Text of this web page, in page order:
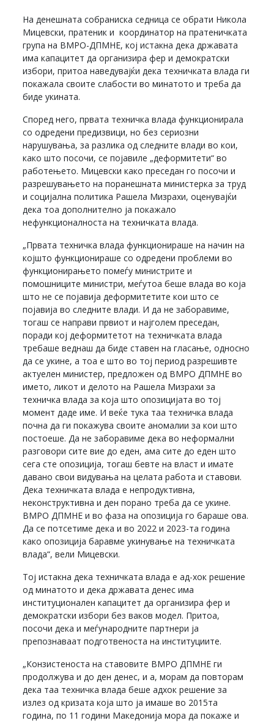
На денешната собраниска седница се обрати Никола
Мицевски, пратеник и координатор на пратеничката
група на ВМРО-ДПМНЕ, кој истакна дека државата
има капацитет да организира фер и демократски
избори, притоа наведувајќи дека техничката влада ги
покажала своите слабости во минатото и треба да
биде укината.
Според него, првата техничка влада функционирала
со одредени предизвици, но без сериозни
нарушувања, за разлика од следните влади во кои,
како што посочи, се појавиле „деформитети“ во
работењето. Мицевски како преседан го посочи и
разрешувањето на поранешната министерка за труд
и социјална политика Рашела Мизрахи, оценувајќи
дека тоа дополнително ја покажало
нефункционалноста на техничката влада.
„Првата техничка влада функционираше на начин на
којшто функционираше со одредени проблеми во
функционирањето помеѓу министрите и
помошниците министри, меѓутоа беше влада во која
што не се појавија деформитетите кои што се
појавија во следните влади. И да не заборавиме,
тогаш се направи првиот и најголем преседан,
поради кој деформитетот на техничката влада
требаше веднаш да биде ставен на гласање, односно
да се укине, а тоа е што во тој период разрешивте
актуелен министер, предложен од ВМРО ДПМНЕ во
името, ликот и делото на Рашела Мизрахи за
техничка влада за која што опозицијата во тој
момент даде име. И веќе тука таа техничка влада
почна да ги покажува своите аномалии за кои што
постоеше. Да не заборавиме дека во неформални
разговори сите вие до еден, ама сите до еден што
сега сте опозиција, тогаш бевте на власт и имате
давано свои видувања на целата работа и ставови.
Дека техничката влада е непродуктивна,
неконструктивна и ден порано треба да се укине.
ВМРО ДПМНЕ и во фаза на опозиција го бараше ова.
Да се потсетиме дека и во 2022 и 2023-та година
како опозиција баравме укинување на техничката
влада“, вели Мицевски.
Тој истакна дека техничката влада е ад-хок решение
од минатото и дека државата денес има
институционален капацитет да организира фер и
демократски избори без ваков модел. Притоа,
посочи дека и меѓународните партнери ја
препознаваат подготвеноста на институциите.
„Конзистеноста на ставовите ВМРО ДПМНЕ ги
продолжува и до ден денес, и а, морам да повторам
дека таа техничка влада беше адхок решение за
излез од кризата која што ја имаше во 2015та
година, по 11 години Македонија мора да покаже и